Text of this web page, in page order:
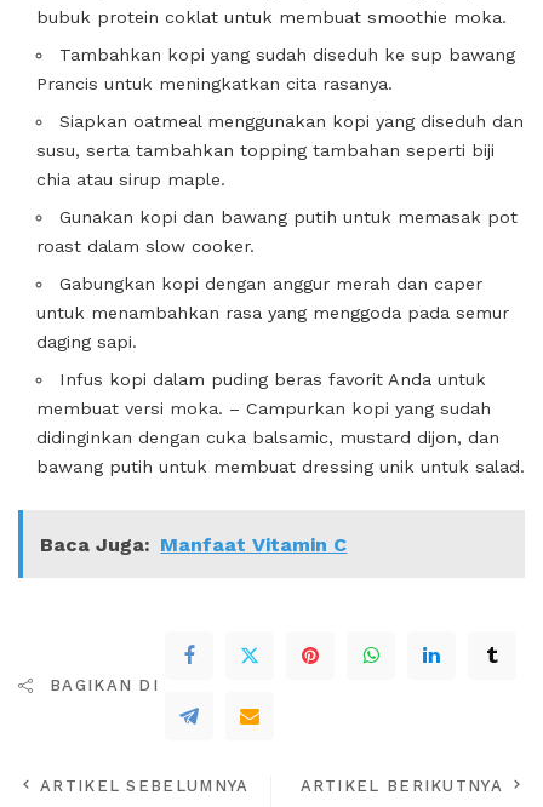
bubuk protein coklat untuk membuat smoothie moka.
Tambahkan kopi yang sudah diseduh ke sup bawang
Prancis untuk meningkatkan cita rasanya.
Siapkan oatmeal menggunakan kopi yang diseduh dan
susu, serta tambahkan topping tambahan seperti biji
chia atau sirup maple.
Gunakan kopi dan bawang putih untuk memasak pot
roast dalam slow cooker.
Gabungkan kopi dengan anggur merah dan caper
untuk menambahkan rasa yang menggoda pada semur
daging sapi.
Infus kopi dalam puding beras favorit Anda untuk
membuat versi moka. – Campurkan kopi yang sudah
didinginkan dengan cuka balsamic, mustard dijon, dan
bawang putih untuk membuat dressing unik untuk salad.
Baca Juga: Manfaat Vitamin C
BAGIKAN DI
ARTIKEL SEBELUMNYA
ARTIKEL BERIKUTNYA